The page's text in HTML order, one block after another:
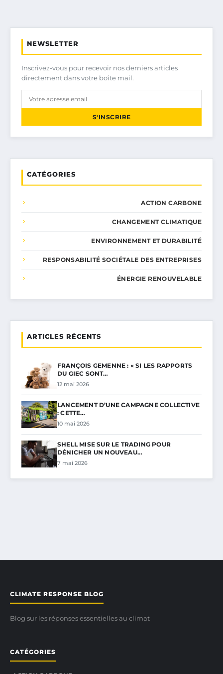
NEWSLETTER
Inscrivez-vous pour recevoir nos derniers articles
directement dans votre boîte mail.
S'INSCRIRE
CATÉGORIES
ACTION CARBONE
CHANGEMENT CLIMATIQUE
ENVIRONNEMENT ET DURABILITÉ
RESPONSABILITÉ SOCIÉTALE DES ENTREPRISES
ÉNERGIE RENOUVELABLE
ARTICLES RÉCENTS
FRANÇOIS GEMENNE : « SI LES RAPPORTS
DU GIEC SONT…
12 mai 2026
LANCEMENT D’UNE CAMPAGNE COLLECTIVE
: CETTE…
10 mai 2026
SHELL MISE SUR LE TRADING POUR
DÉNICHER UN NOUVEAU…
7 mai 2026
CLIMATE RESPONSE BLOG
Blog sur les réponses essentielles au climat
CATÉGORIES